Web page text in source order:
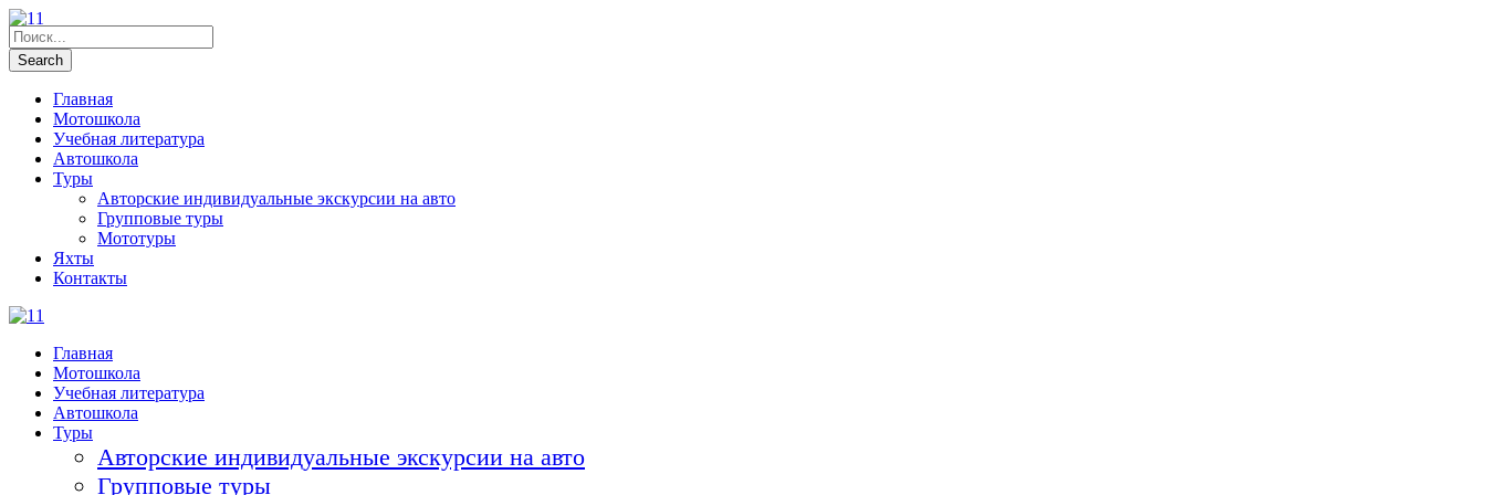
Главная
Мотошкола
Учебная литература
Автошкола
Туры
Авторские индивидуальные экскурсии на авто
Групповые туры
Мототуры
Яхты
Контакты
Главная
Мотошкола
Учебная литература
Автошкола
Туры
Авторские индивидуальные экскурсии на авто
Групповые туры